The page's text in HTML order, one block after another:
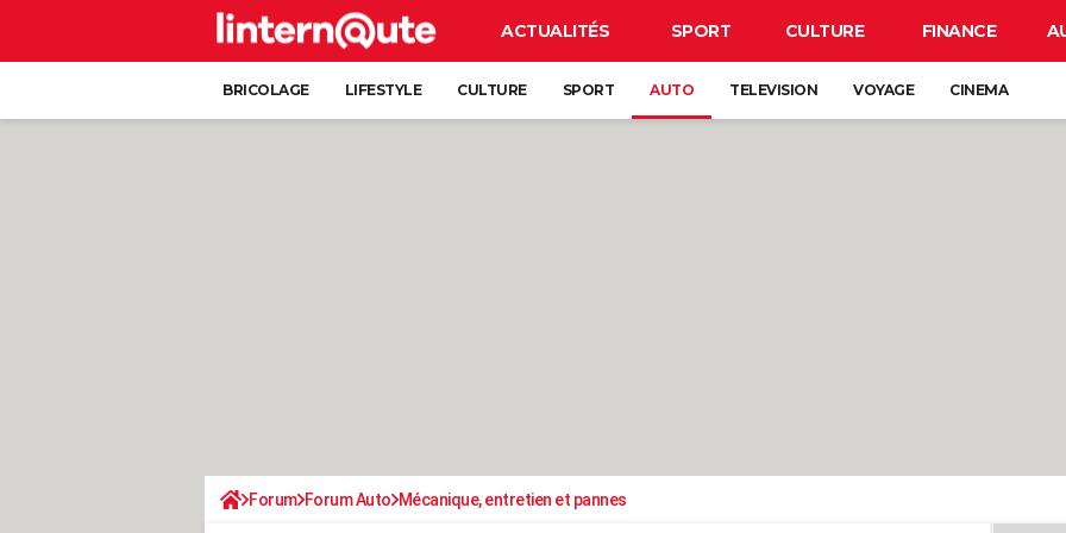
ACTUALITÉS SPORT CULTURE FINANCE
BRICOLAGE LIFESTYLE CULTURE SPORT AUTO TELEVISION VOYAGE CINEMA
Forum Forum Auto Mécanique, entretien et pannes